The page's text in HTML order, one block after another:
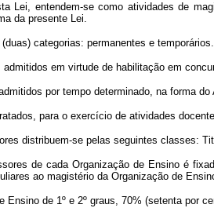
Lei, entendem-se como atividades de
da presente Lei.
categorias: permanentes e temporários.
admitidos em virtude de habilitação em
por tempo determinado, na forma
para o exercício de atividades
distribuem-se pelas seguintes classes:
de cada Organização de Ensino é
ao magistério da Organização de
Ensino de 1º e 2º graus, 70% (setenta por